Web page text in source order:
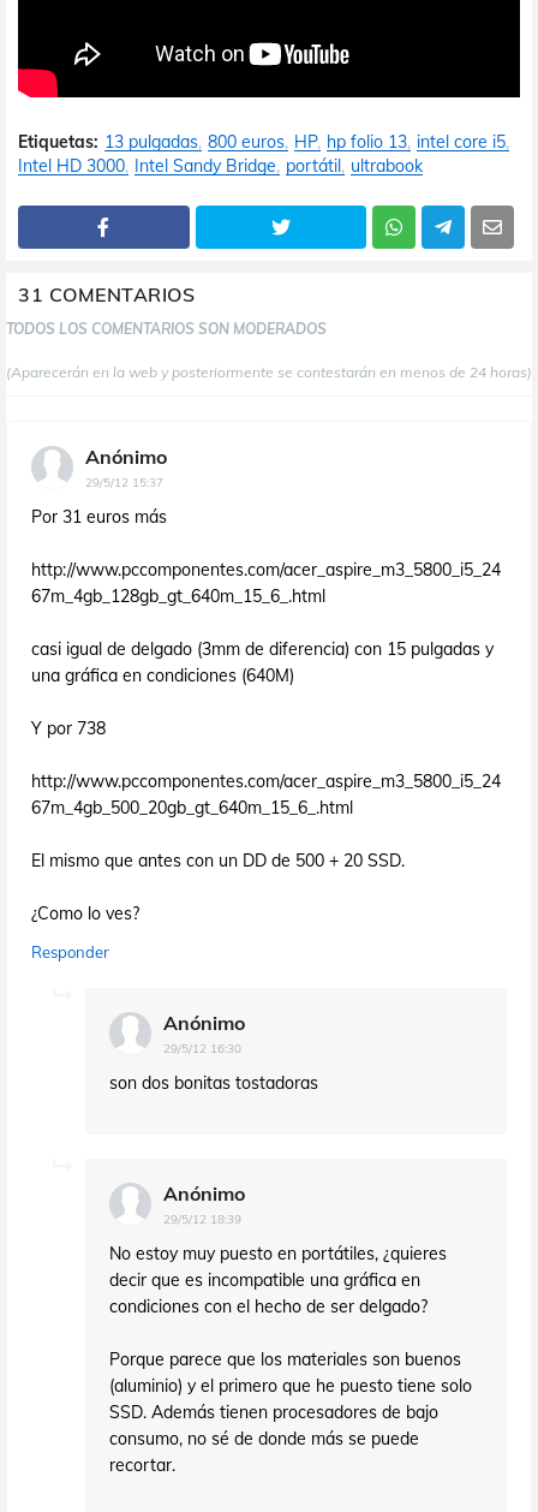
Etiquetas: 13 pulgadas 800 euros HP hp folio 13 intel core i5
Intel HD 3000 Intel Sandy Bridge portátil ultrabook
31 COMENTARIOS
TODOS LOS COMENTARIOS SON MODERADOS
(Aparecerán en la web y posteriormente se contestarán en menos de 24 horas)
Anónimo
29/5/12 15:37
Por 31 euros más
http://www.pccomponentes.com/acer_aspire_m3_5800_i5_24
67m_4gb_128gb_gt_640m_15_6_.html
casi igual de delgado (3mm de diferencia) con 15 pulgadas y
una gráfica en condiciones (640M)
Y por 738
http://www.pccomponentes.com/acer_aspire_m3_5800_i5_24
67m_4gb_500_20gb_gt_640m_15_6_.html
El mismo que antes con un DD de 500 + 20 SSD.
¿Como lo ves?
Responder
Anónimo
29/5/12 16:30
son dos bonitas tostadoras
Anónimo
29/5/12 18:39
No estoy muy puesto en portátiles, ¿quieres
decir que es incompatible una gráfica en
condiciones con el hecho de ser delgado?
Porque parece que los materiales son buenos
(aluminio) y el primero que he puesto tiene solo
SSD. Además tienen procesadores de bajo
consumo, no sé de donde más se puede
recortar.